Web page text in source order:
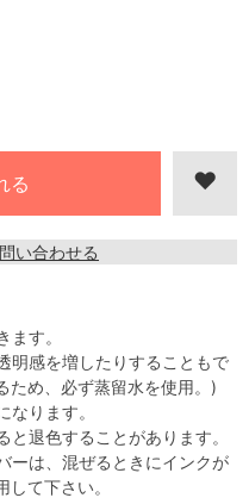
い合わせる
す。
明感を増したりすることもで
ため、必ず蒸留水を使用。)
ります。
退色することがあります。
ーは、混ぜるときにインクが
て下さい。